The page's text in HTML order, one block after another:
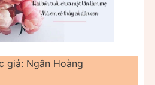
giả: Ngân Hoàng